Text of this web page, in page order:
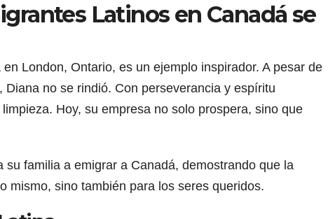
Latinos en Canadá se
London, Ontario, es un ejemplo inspirador. A pesar de
no se rindió. Con perseverancia y espíritu
Hoy, su empresa no solo prospera, sino que
familia a emigrar a Canadá, demostrando que la
mismo, sino también para los seres queridos.